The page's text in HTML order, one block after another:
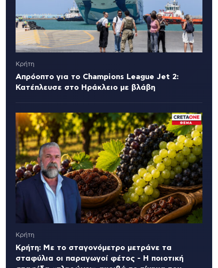
Κρήτη
Απρόοπτο για το Champions League Jet 2:
Κατέπλευσε στο Ηράκλειο με βλάβη
Κρήτη
Κρήτη: Με το σταγονόμετρο μετράνε τα
σταφύλια οι παραγωγοί φέτος - Η ποιοτική